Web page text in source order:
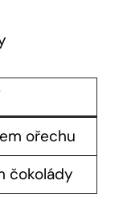
ořechu
čokolády